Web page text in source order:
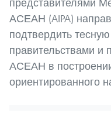
представителями
АСЕАН (AIPA)
подтвердить
правительствами и
АСЕАН в
ориентированного